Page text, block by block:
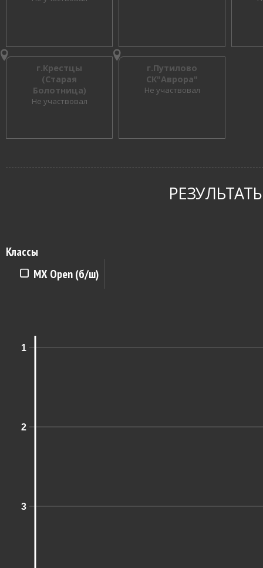
г.Крестцы
(Старая
Болотница)
Не участвовал
г.Путилово
СК"Аврора"
Не участвовал
Классы
MX Open (б/ш)
1
2
3